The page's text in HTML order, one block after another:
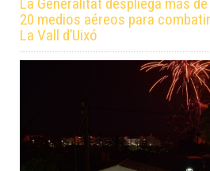
20 medios aéreos para
La Vall d’Uixó